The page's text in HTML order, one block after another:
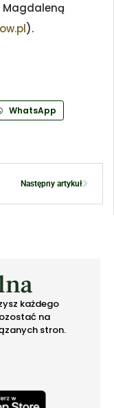
Magdaleną
).
WhatsApp
Następny artykuł
każdego
na
stron.